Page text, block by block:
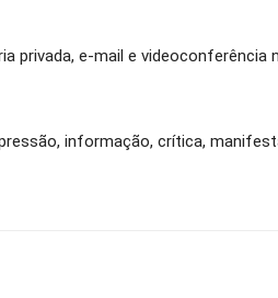
privada, e-mail e
informação, crítica,